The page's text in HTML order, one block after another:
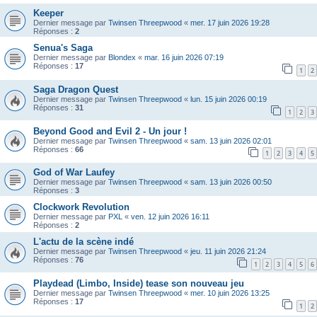
Keeper
Dernier message par Twinsen Threepwood « mer. 17 juin 2026 19:28
Réponses : 2
Senua's Saga
Dernier message par Blondex « mar. 16 juin 2026 07:19
Réponses : 17 1 2
Saga Dragon Quest
Dernier message par Twinsen Threepwood « lun. 15 juin 2026 00:19
Réponses : 31 1 2 3
Beyond Good and Evil 2 - Un jour !
Dernier message par Twinsen Threepwood « sam. 13 juin 2026 02:01
Réponses : 66 1 2 3 4 5
God of War Laufey
Dernier message par Twinsen Threepwood « sam. 13 juin 2026 00:50
Réponses : 3
Clockwork Revolution
Dernier message par PXL « ven. 12 juin 2026 16:11
Réponses : 2
L'actu de la scène indé
Dernier message par Twinsen Threepwood « jeu. 11 juin 2026 21:24
Réponses : 76 1 2 3 4 5 6
Playdead (Limbo, Inside) tease son nouveau jeu
Dernier message par Twinsen Threepwood « mer. 10 juin 2026 13:25
Réponses : 17 1 2